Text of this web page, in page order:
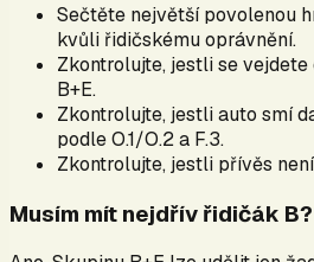
Sečtěte největší povolenou
kvůli řidičskému oprávnění.
Zkontrolujte, jestli se
B+E.
Zkontrolujte, jestli auto smí
podle O.1/O.2 a F.3.
Zkontrolujte, jestli přívěs
Musím mít nejdřív řidičák B?